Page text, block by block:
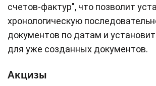
счетов-фактур", что позволит
хронологическую
документов по датам и
для уже созданных документов.
Акцизы